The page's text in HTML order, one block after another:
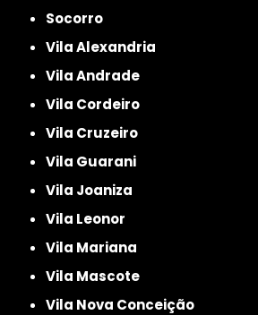
Socorro
Vila Alexandria
Vila Andrade
Vila Cordeiro
Vila Cruzeiro
Vila Guarani
Vila Joaniza
Vila Leonor
Vila Mariana
Vila Mascote
Vila Nova Conceição